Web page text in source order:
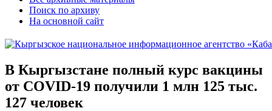
Поиск по архиву
На основной сайт
В Кыргызстане полный курс вакцины
от COVID-19 получили 1 млн 125 тыс.
127 человек